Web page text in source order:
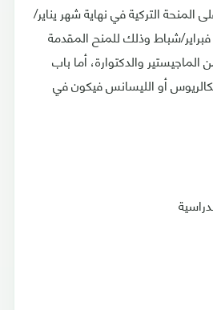
المنحة التركية في نهاية شهر يناير/
فبراير/شباط وذلك للمنح المقدمة
الماجيستير والدكتوارة، أما باب
أو الليسانس فيكون في